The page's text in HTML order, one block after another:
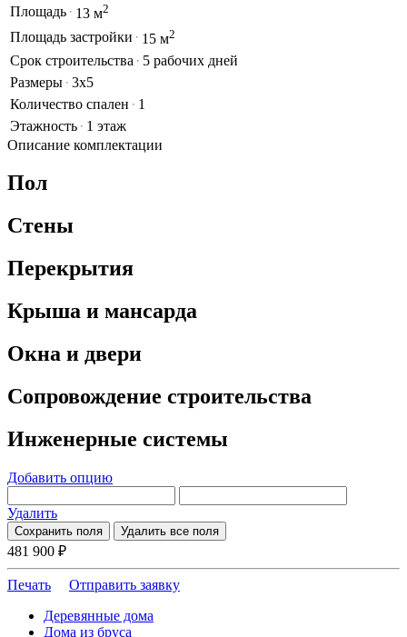
Площадь
13 м2
Площадь застройки 15 м2
Срок строительства
5 рабочих дней
Размеры 3x5
Количество спален
1
Этажность
1 этаж
Описание комплектации
Пол
Стены
Перекрытия
Крыша и мансарда
Окна и двери
Сопровождение строительства
Инженерные системы
Добавить опцию
Удалить
Сохранить поля Удалить все поля
481 900 ₽
Печать
Отправить заявку
Деревянные дома
Дома из бруса